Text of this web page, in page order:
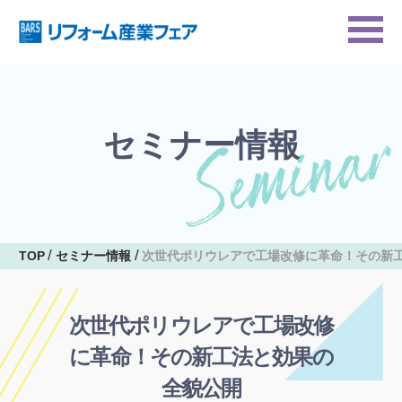
セミナー情報
TOP セミナー情報 次世代ポリウレアで工場改修に革命！その新
次世代ポリウレアで工場改修
に革命！その新工法と効果の
全貌公開